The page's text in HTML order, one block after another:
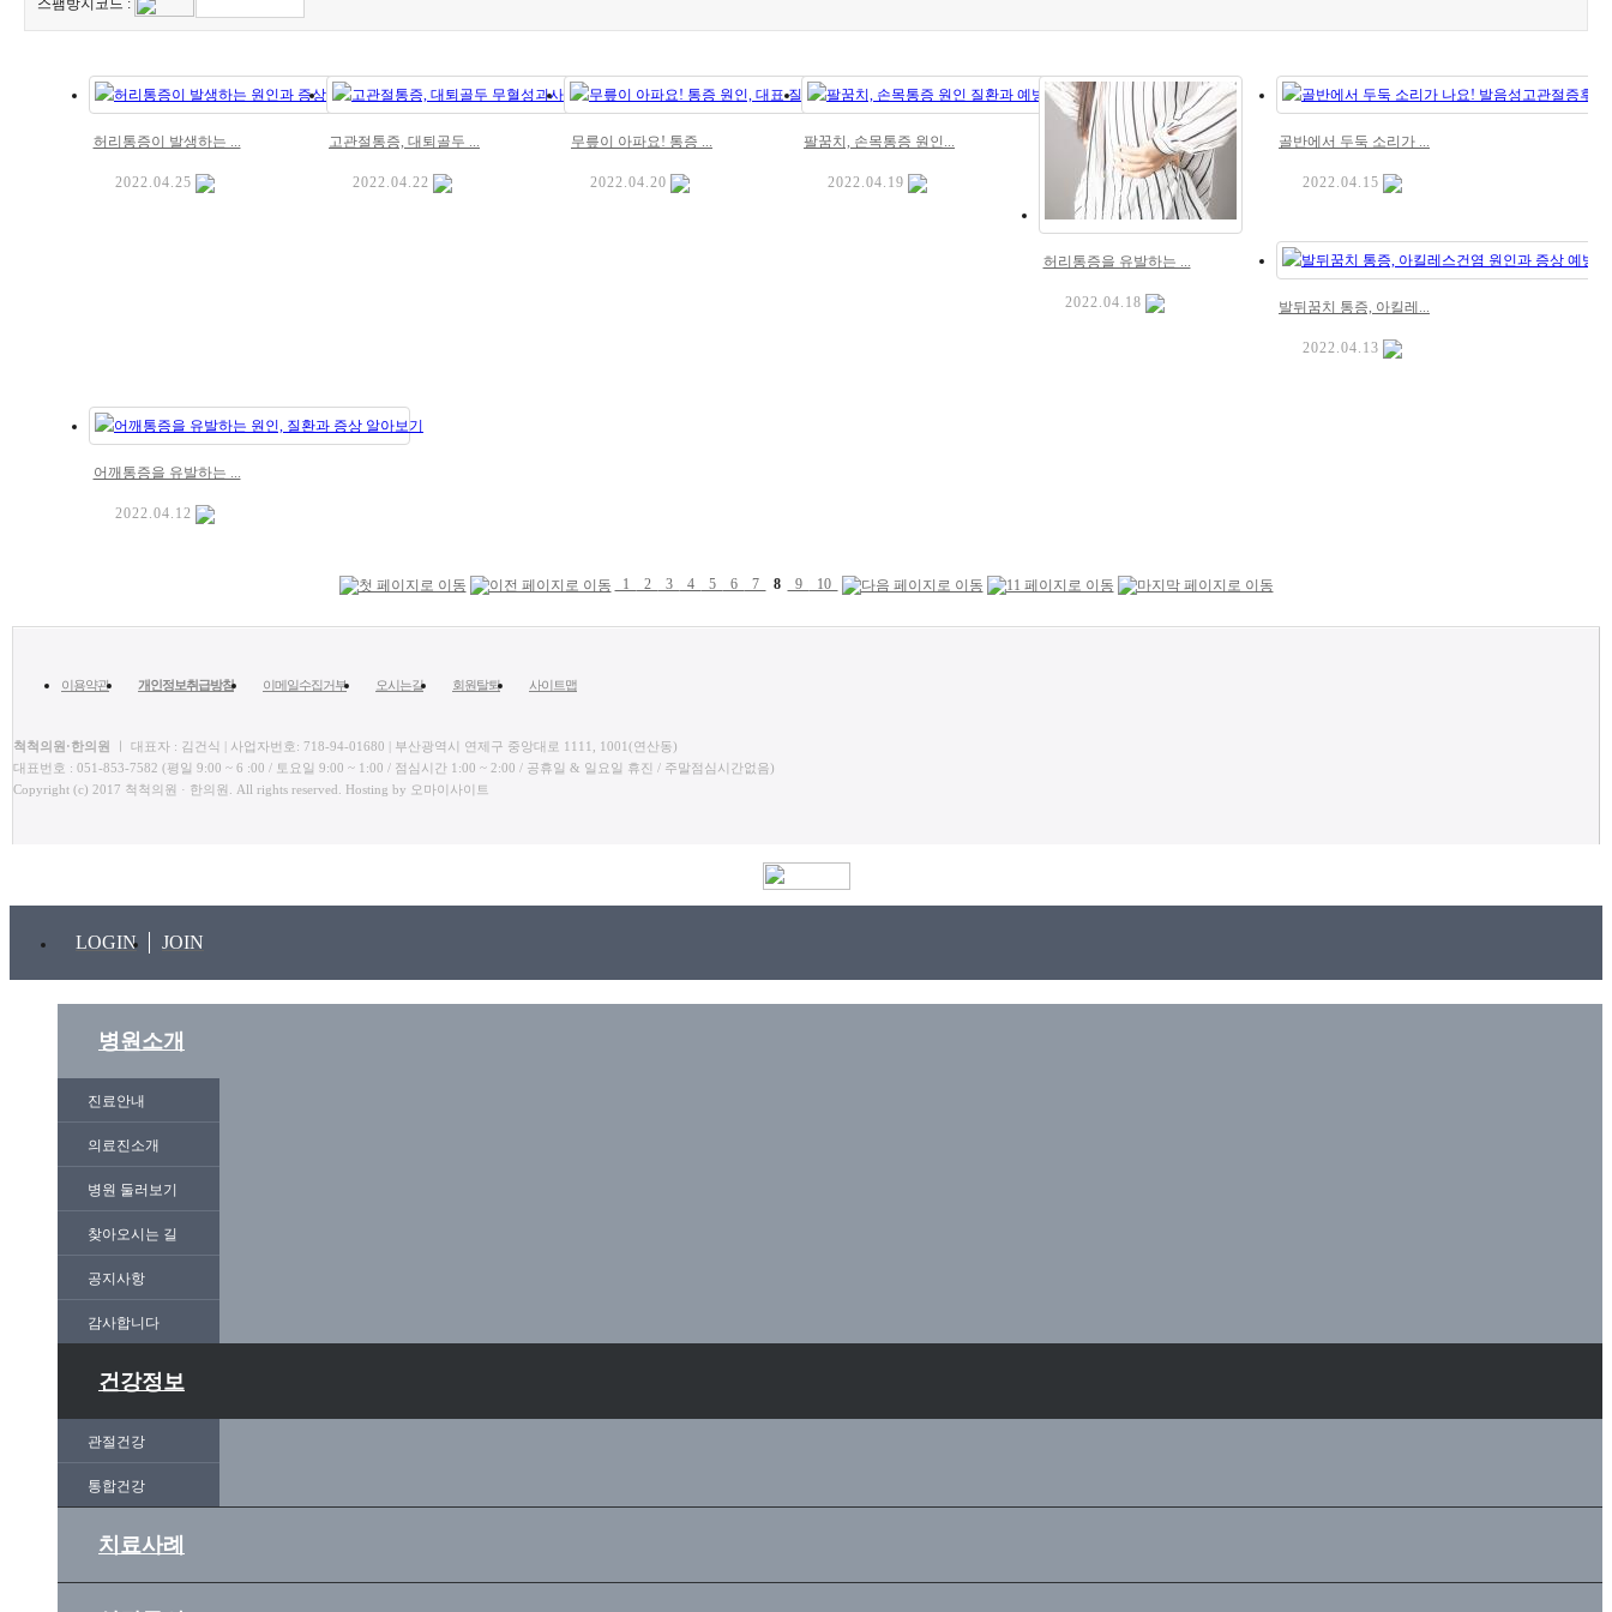
허리통증이 발생하는 ...
2022.04.25
고관절통증, 대퇴골두 ...
2022.04.22
무릎이 아파요! 통증 ...
2022.04.20
팔꿈치, 손목통증 원인...
2022.04.19
허리통증을 유발하는 ...
2022.04.18
골반에서 두둑 소리가 ...
2022.04.15
발뒤꿈치 통증, 아킬레...
2022.04.13
어깨통증을 유발하는 ...
2022.04.12
1 2 3 4 5 6 7 8 9 10
이용약관 개인정보취급방침 이메일수집거부 오시는길 회원탈퇴 사이트맵
척척의원·한의원
ㅣ 대표자 : 김건식 | 사업자번호: 718-94-01680 | 부산광역시 연제구 중앙대로 1111, 1001(연산동)
대표번호 : 051-853-7582 (평일 9:00 ~ 6 :00 / 토요일 9:00 ~ 1:00 / 점심시간 1:00 ~ 2:00 / 공휴일 & 일요일 휴진 / 주말점심시간없음)
Copyright (c) 2017 척척의원 · 한의원. All rights reserved. Hosting by 오마이사이트
LOGIN JOIN
병원소개
진료안내
의료진소개
병원 둘러보기
찾아오시는 길
공지사항
감사합니다
건강정보
관절건강
통합건강
치료사례